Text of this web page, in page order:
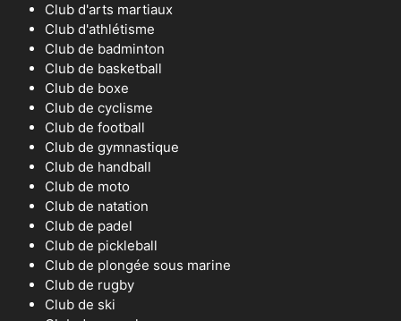
Club d'arts martiaux
Club d'athlétisme
Club de badminton
Club de basketball
Club de boxe
Club de cyclisme
Club de football
Club de gymnastique
Club de handball
Club de moto
Club de natation
Club de padel
Club de pickleball
Club de plongée sous marine
Club de rugby
Club de ski